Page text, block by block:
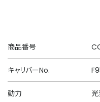
商品番号
キャリバーNo.
動力 光